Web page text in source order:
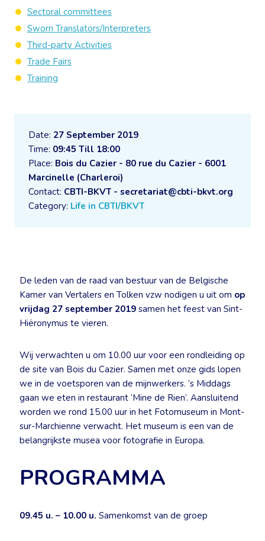
Date: 27 September 2019
Time: 09:45 Till 18:00
Place: Bois du Cazier - 80 rue du Cazier - 6001
Marcinelle (Charleroi)
Contact: CBTI-BKVT - secretariat@cbti-bkvt.org
Category: Life in CBTI/BKVT
De leden van de raad van bestuur van de Belgische
Kamer van Vertalers en Tolken vzw nodigen u uit om op
vrijdag 27 september 2019 samen het feest van Sint-
Hiëronymus te vieren.
Wij verwachten u om 10.00 uur voor een rondleiding op
de site van Bois du Cazier. Samen met onze gids lopen
we in de voetsporen van de mijnwerkers. ’s Middags
gaan we eten in restaurant ‘Mine de Rien’. Aansluitend
worden we rond 15.00 uur in het Fotomuseum in Mont-
sur-Marchienne verwacht. Het museum is een van de
belangrijkste musea voor fotografie in Europa.
PROGRAMMA
09.45 u. – 10.00 u. Samenkomst van de groep
Sectoral committees
Sworn Translators/Interpreters
Third-party Activities
Trade Fairs
Training